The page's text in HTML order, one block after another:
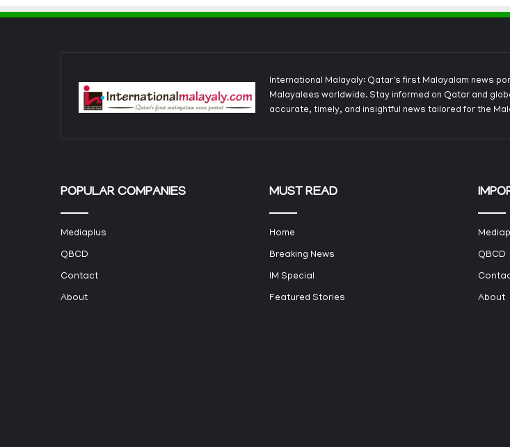
International Malayaly: Qatar's first Malayalam news
Malayalees worldwide. Stay informed on Qatar and
accurate, timely, and insightful news tailored for the
POPULAR COMPANIES
Mediaplus
QBCD
Contact
About
MUST READ
Home
Breaking News
IM Special
Featured Stories
QBCD
About